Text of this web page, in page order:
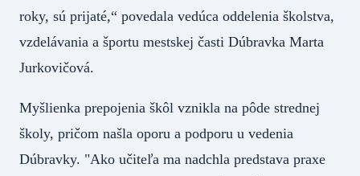
roky, sú prijaté,“ povedala vedúca oddelenia školstva,
vzdelávania a športu mestskej časti Dúbravka Marta
Jurkovičová.
Myšlienka prepojenia škôl vznikla na pôde strednej
školy, pričom našla oporu a podporu u vedenia
Dúbravky. "Ako učiteľa ma nadchla predstava praxe